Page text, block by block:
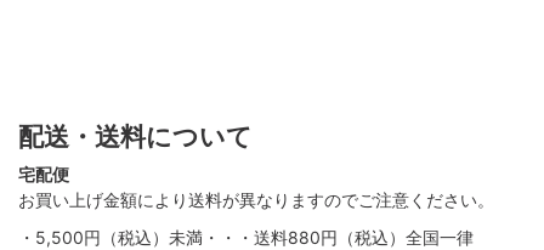
配送・送料について
宅配便
お買い上げ金額により送料が異なりますのでご注意ください。
・5,500円（税込）未満・・・送料880円（税込）全国一律